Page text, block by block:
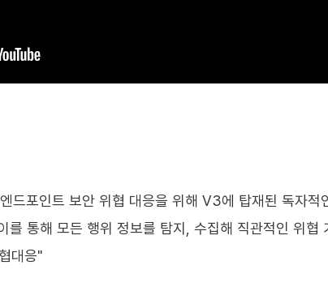
드포인트 보안 위협 대응을 위해 V3에 탑재된 독자적
를 통해 모든 행위 정보를 탐지, 수집해 직관적인 위
대응"